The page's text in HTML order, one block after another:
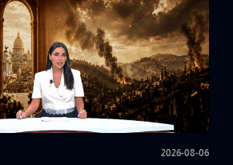
2026-08-06